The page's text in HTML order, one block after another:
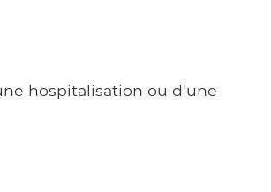
hospitalisation ou d'une